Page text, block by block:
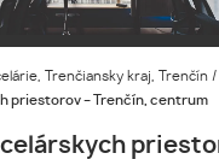
Trenčiansky kraj, Trenčín /
priestorov – Trenčín, centrum